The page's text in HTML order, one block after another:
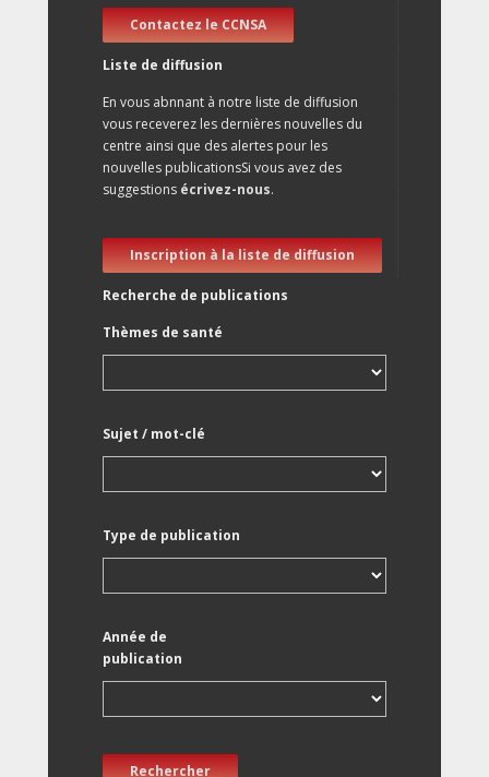
Contactez le CCNSA
Liste de diffusion
En vous abnnant à notre liste de diffusion
vous receverez les dernières nouvelles du
centre ainsi que des alertes pour les
nouvelles publicationsSi vous avez des
suggestions écrivez-nous.
Inscription à la liste de diffusion
Recherche de publications
Thèmes de santé
Sujet / mot-clé
Type de publication
Année de
publication
Rechercher